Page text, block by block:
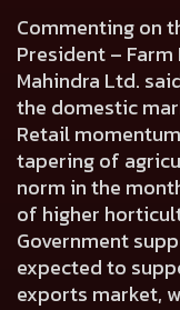
Commenting on
President –
Mahindra Ltd.
the domestic
Retail
tapering of
norm in the
of higher
Government
expected to
exports market,